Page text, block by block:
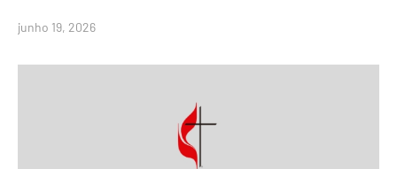
junho 19, 2026